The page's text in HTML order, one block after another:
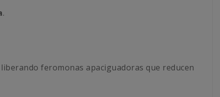
.
feromonas apaciguadoras que reducen